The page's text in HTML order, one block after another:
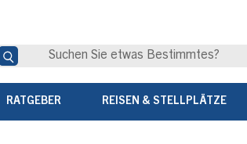
RATGEBER REISEN & STELLPLÄTZE